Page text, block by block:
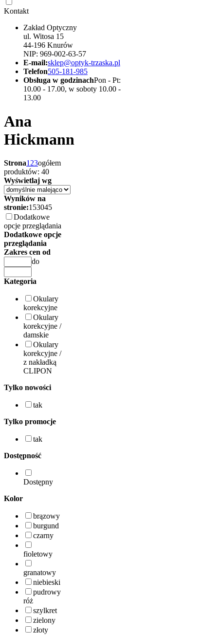
Kontakt
Zakład Optyczny
ul. Witosa 15
44-196 Knurów
NIP: 969-002-63-57
E-mail:sklep@optyk-trzaska.pl
Telefon505-181-985
Obsługa w godzinachPon - Pt:
10.00 - 17.00, w soboty 10.00 -
13.00
Ana
Hickmann
Strona1 23ogółem
produktów: 40
Wyświetlaj wg
Wyników na
stronie:153045
Dodatkowe
opcje przeglądania
Dodatkowe opcje
przeglądania
Zakres cen od
do
Kategoria
Okulary
korekcyjne
Okulary
korekcyjne /
damskie
Okulary
korekcyjne /
z nakładką
CLIPON
Tylko nowości
tak
Tylko promocje
tak
Dostępność
Dostępny
Kolor
brązowy
burgund
czarny
fioletowy
granatowy
niebieski
pudrowy
róż
szylkret
zielony
złoty